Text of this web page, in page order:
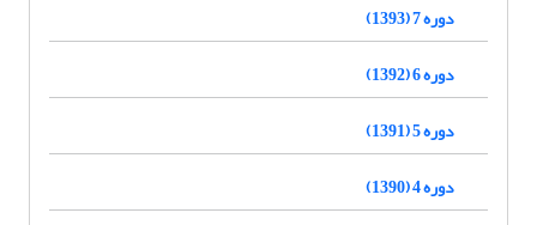
دوره 7 (1393)
دوره 6 (1392)
دوره 5 (1391)
دوره 4 (1390)